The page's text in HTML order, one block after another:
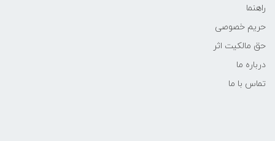
راهنما
حریم خصوصی
حق مالکیت اثر
درباره ما
تماس با ما